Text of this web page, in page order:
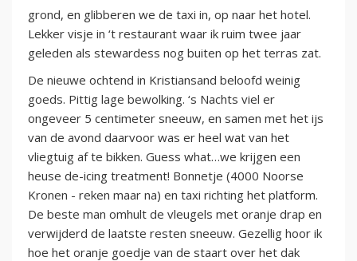
grond, en glibberen we de taxi in, op naar het hotel.
Lekker visje in ‘t restaurant waar ik ruim twee jaar
geleden als stewardess nog buiten op het terras zat.
De nieuwe ochtend in Kristiansand beloofd weinig
goeds. Pittig lage bewolking. ‘s Nachts viel er
ongeveer 5 centimeter sneeuw, en samen met het ijs
van de avond daarvoor was er heel wat van het
vliegtuig af te bikken. Guess what…we krijgen een
heuse de-icing treatment! Bonnetje (4000 Noorse
Kronen - reken maar na) en taxi richting het platform.
De beste man omhult de vleugels met oranje drap en
verwijderd de laatste resten sneeuw. Gezellig hoor ik
hoe het oranje goedje van de staart over het dak